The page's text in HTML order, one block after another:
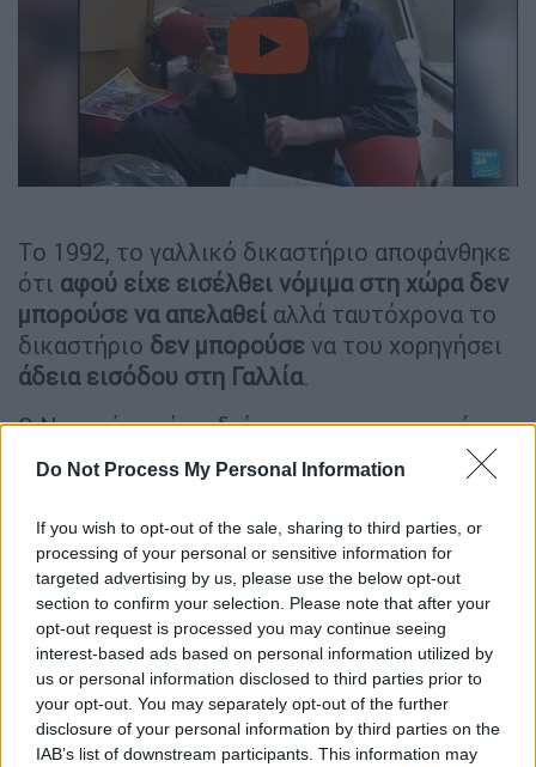
Do Not Process My Personal Information
If you wish to opt-out of the sale, sharing to third parties, or
processing of your personal or sensitive information for
targeted advertising by us, please use the below opt-out
section to confirm your selection. Please note that after your
opt-out request is processed you may continue seeing
interest-based ads based on personal information utilized by
us or personal information disclosed to third parties prior to
your opt-out. You may separately opt-out of the further
disclosure of your personal information by third parties on the
IAB’s list of downstream participants. This information may
video
Το 1992, το γαλλικό δικαστήριο αποφάνθηκε
ότι αφού είχε εισέλθει νόμιμα στη χώρα δεν
μπορούσε να απελαθεί αλλά ταυτόχρονα το
δικαστήριο δεν μπορούσε να του χορηγήσει
άδεια εισόδου στη Γαλλία.
Ο Νασερί κατά τη διάρκεια της παραμονής
του στο αεροδρόμιο άλλαξε το όνομά του
και απαρνήθηκε εντελώς την ιρανική
καταγωγή του. Συστηνόταν ως Βρετανός
Σερ Άλφρεντ».
video